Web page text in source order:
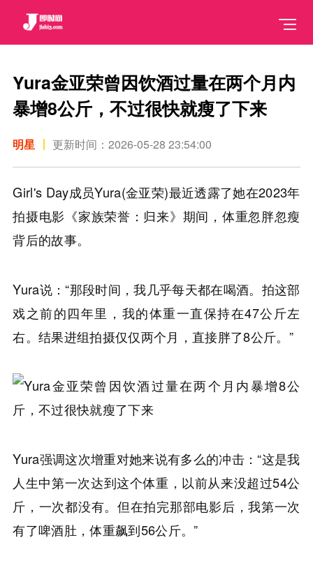
Yura金亚荣曾因饮酒过量在两个月内
暴增8公斤，不过很快就瘦了下来
明星 更新时间：2026-05-28 23:54:00
Girl's Day成员Yura(金亚荣)最近透露了她在2023年
拍摄电影《家族荣誉：归来》期间，体重忽胖忽瘦
背后的故事。
Yura说：“那段时间，我几乎每天都在喝酒。拍这部
戏之前的四年里，我的体重一直保持在47公斤左
右。结果进组拍摄仅仅两个月，直接胖了8公斤。”
Yura强调这次增重对她来说有多么的冲击：“这是我
人生中第一次达到这个体重，以前从来没超过54公
斤，一次都没有。但在拍完那部电影后，我第一次
有了啤酒肚，体重飙到56公斤。”